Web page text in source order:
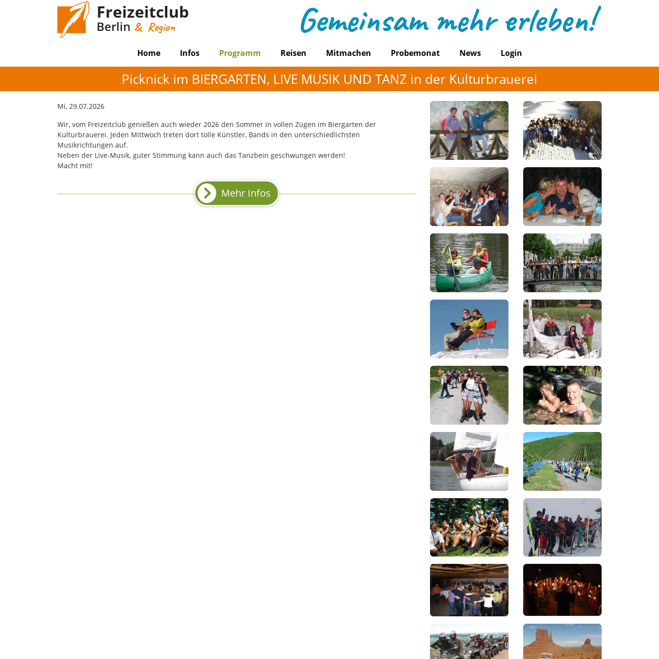
Freizeitclub
Berlin & Region
Home Infos Programm Reisen Mitmachen Probemonat News Login
Picknick im BIERGARTEN, LIVE MUSIK UND TANZ in der Kulturbrauerei
Mi, 29.07.2026
Wir, vom Freizeitclub genießen auch wieder 2026 den Sommer in vollen Zügen im Biergarten der
Kulturbrauerei. Jeden Mittwoch treten dort tolle Künstler, Bands in den unterschiedlichsten
Musikrichtungen auf.
Neben der Live-Musik, guter Stimmung kann auch das Tanzbein geschwungen werden!
Macht mit!
Mehr Infos